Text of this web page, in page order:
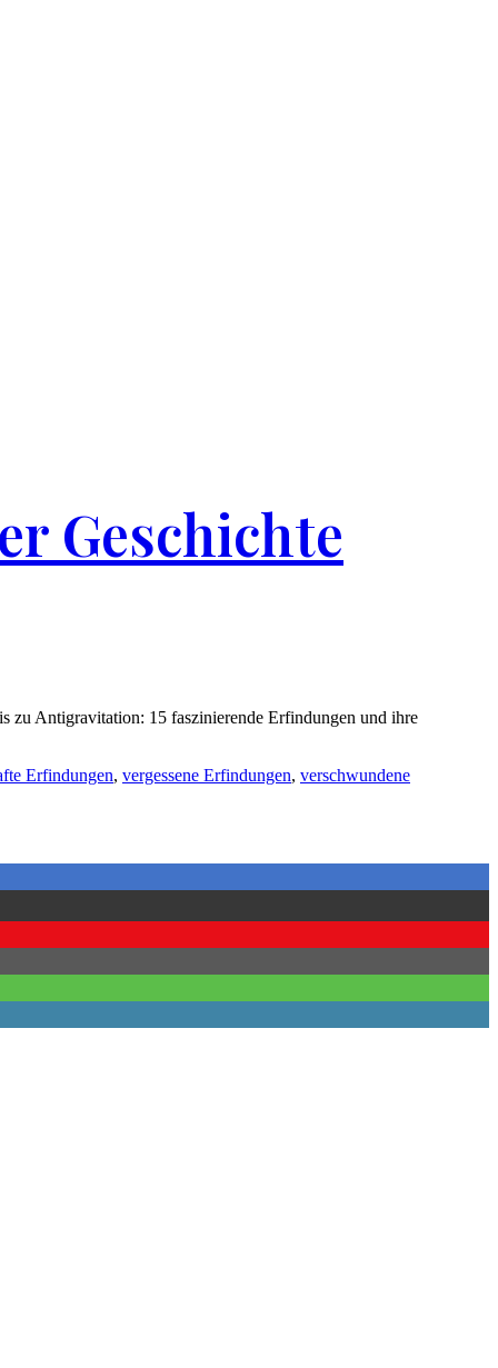
Geschichte
zu Antigravitation: 15 faszinierende Erfindungen und ihre
Erfindungen, vergessene Erfindungen, verschwundene